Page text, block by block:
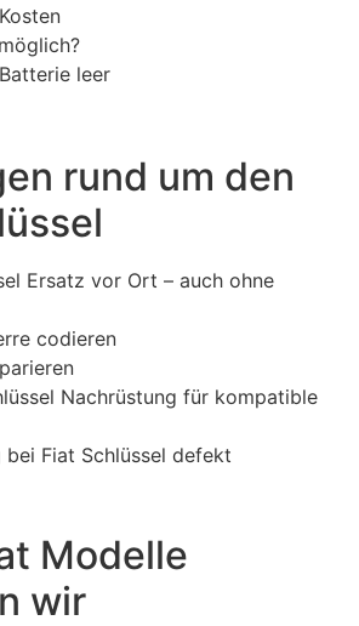
leer
rund um den
Ersatz vor Ort – auch ohne
codieren
Nachrüstung für kompatible
Fiat Schlüssel defekt
Modelle
wir